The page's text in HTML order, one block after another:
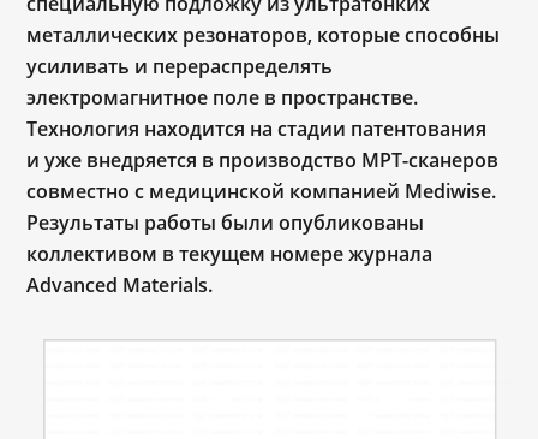
металлических резонаторов, которые способны
усиливать и перераспределять
электромагнитное поле в пространстве.
Технология находится на стадии патентования
и уже внедряется в производство МРТ-сканеров
совместно с медицинской компанией Mediwise.
Результаты работы были опубликованы
коллективом в текущем номере журнала
Advanced Materials.